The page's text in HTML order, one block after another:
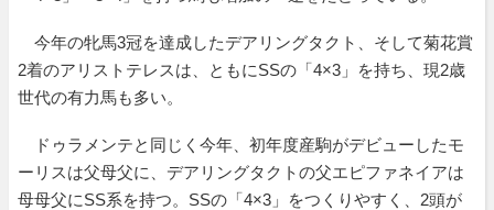
今年の牝馬3冠を達成したデアリングタクト、そして菊花賞
2着のアリストテレスは、ともにSSの「4×3」を持ち、現2歳
世代の有力馬も多い。
ドゥラメンテと同じく今年、初年度産駒がデビューしたモ
ーリスは父母父に、デアリングタクトの父エピファネイアは
母母父にSS系を持つ。SSの「4×3」をつくりやすく、2頭が